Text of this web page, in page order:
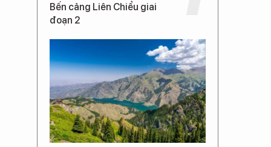
Bến cảng Liên Chiểu giai
đoạn 2